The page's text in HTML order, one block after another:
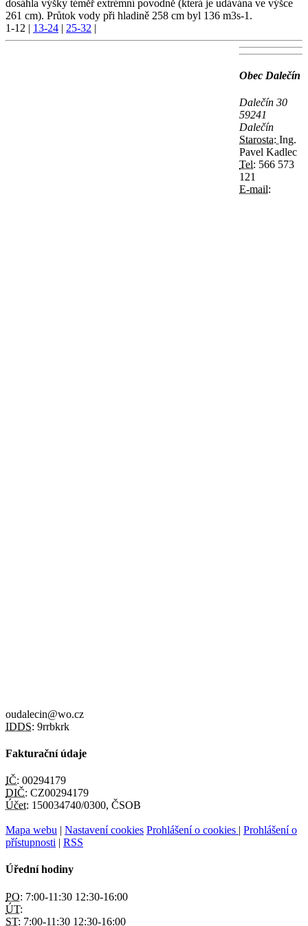
dosáhla výšky téměř extrémní povodně (která je udávána ve výšce
261 cm). Průtok vody při hladině 258 cm byl 136 m3s-1.
1-12 | 13-24 | 25-32 |
Obec Dalečín
Dalečín 30
59241
Dalečín
Starosta: Ing.
Pavel Kadlec
Tel: 566 573
121
E-mail:
oudalecin@wo.cz
IDDS: 9rrbkrk
Fakturační údaje
IČ: 00294179
DIČ: CZ00294179
Účet: 150034740/0300, ČSOB
Mapa webu | Nastavení cookies Prohlášení o cookies | Prohlášení o
přístupnosti | RSS
Úřední hodiny
PO: 7:00-11:30 12:30-16:00
ÚT:
ST: 7:00-11:30 12:30-16:00